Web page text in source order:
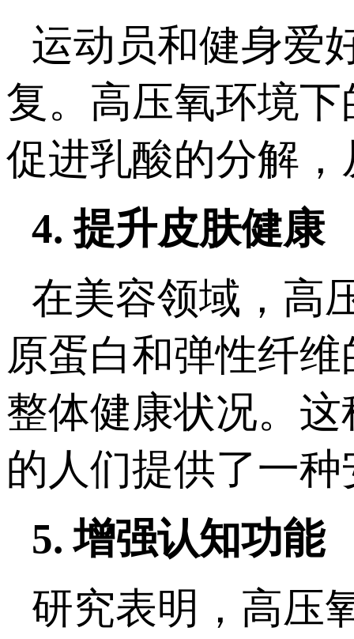
运动员和健身爱
复。高压氧环境
促进乳酸的分解
4. 提升皮肤健康
在美容领域，高
原蛋白和弹性纤
整体健康状况。
的人们提供了一
5. 增强认知功能
研究表明，高压